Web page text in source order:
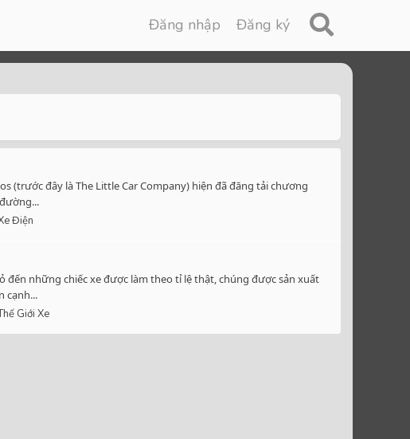
Đăng nhập Đăng ký
(trước đây là The Little Car Company) hiện đã đăng tải chương
Điện
những chiếc xe được làm theo tỉ lệ thật, chúng được sản xuất
cạnh...
Giới Xe